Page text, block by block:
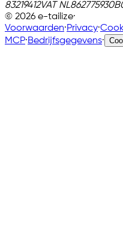
83219412VAT
© 2026 e-tailize·
Voorwaarden·Privacy·
MCP·Bedrijfsgegevens·